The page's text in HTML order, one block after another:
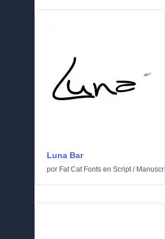
Luna Bar
por Fat Cat Fonts en Script/